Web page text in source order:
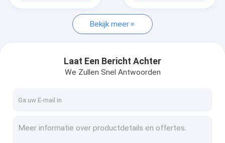
Bekijk meer
Laat Een Bericht Achter
We Zullen Snel Antwoorden